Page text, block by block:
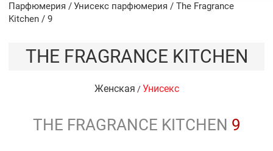
Парфюмерия Унисекс парфюмерия / The Fragrance
Kitchen / 9
THE FRAGRANCE KITCHEN
Женская /Унисекс
THE FRAGRANCE KITCHEN 9